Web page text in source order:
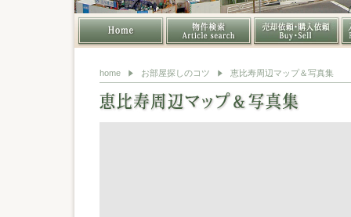
ページ
ージ
ジ
ージ
home お部屋探しのコツ 恵比寿周辺マップ＆写真集